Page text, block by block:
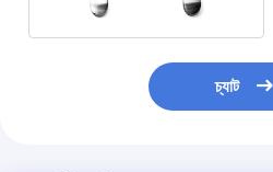
বাথরুমের ঝরনা প্যানেল
বাথরুমের ক্যাবিনেটের সেট
চ্যাট